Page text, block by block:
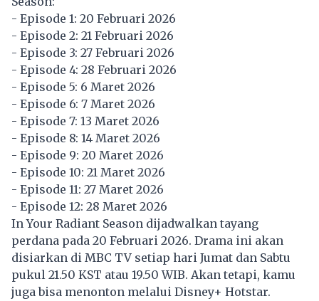
- Episode 1: 20 Februari 2026
- Episode 2: 21 Februari 2026
- Episode 3: 27 Februari 2026
- Episode 4: 28 Februari 2026
- Episode 5: 6 Maret 2026
- Episode 6: 7 Maret 2026
- Episode 7: 13 Maret 2026
- Episode 8: 14 Maret 2026
- Episode 9: 20 Maret 2026
- Episode 10: 21 Maret 2026
- Episode 11: 27 Maret 2026
- Episode 12: 28 Maret 2026
In Your Radiant Season dijadwalkan tayang
perdana pada 20 Februari 2026. Drama ini akan
disiarkan di MBC TV setiap hari Jumat dan Sabtu
pukul 21.50 KST atau 19.50 WIB. Akan tetapi, kamu
juga bisa menonton melalui Disney+ Hotstar.